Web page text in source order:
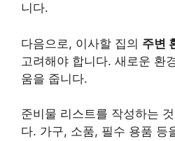
니다.
다음으로, 이사할 집의 주변
고려해야 합니다. 새로운 환
움을 줍니다.
준비물 리스트를 작성하는
다. 가구, 소품, 필수 용품 등